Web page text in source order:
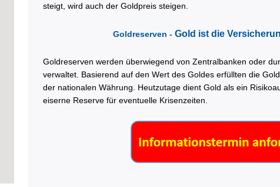
steigt, wird auch der Goldpreis steigen.
Goldreserven -Gold ist die
Goldreserven werden überwiegend von Zentralbanken oder
verwaltet. Basierend auf den Wert des Goldes erfüllten die
der nationalen Währung. Heutzutage dient Gold als ein
eiserne Reserve für eventuelle Krisenzeiten.